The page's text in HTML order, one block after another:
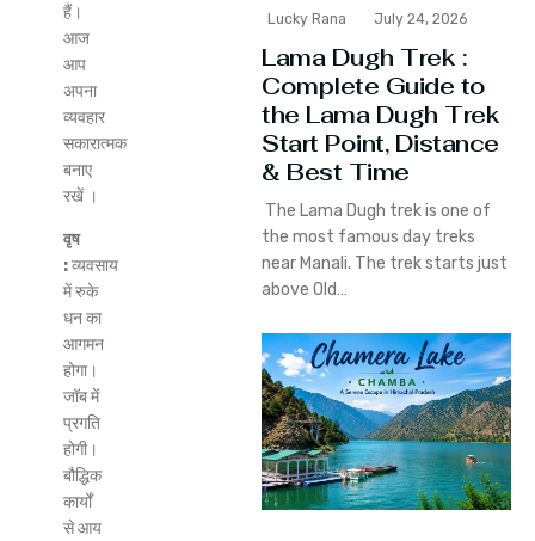
हैं।
आज
आप
अपना
व्यवहार
सकारात्मक
बनाए
रखें ।
वृष
:व्यवसाय
में रुके
धन का
आगमन
होगा।
जॉब में
प्रगति
होगी।
बौद्धिक
कार्यों
से आय
Lucky Rana July 24, 2026
Lama Dugh Trek :
Complete Guide to
the Lama Dugh Trek
Start Point, Distance
& Best Time
The Lama Dugh trek is one of
the most famous day treks
near Manali. The trek starts just
above Old…